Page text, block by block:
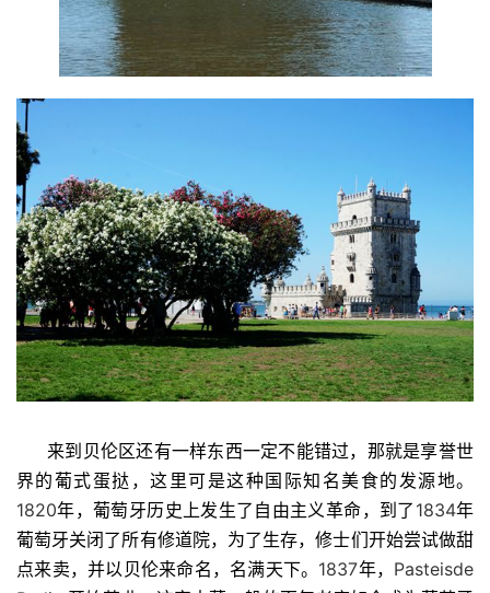
来到贝伦区还有一样东西一定不能错过，那就是享誉世
界的葡式蛋挞，这里可是这种国际知名美食的发源地。
1820年，葡萄牙历史上发生了自由主义革命，到了 1834年
葡萄牙关闭了所有修道院，为了生存，修士们开始尝试做甜
点来卖，并以贝伦来命名，名满天下。 1837年， Pasteisde